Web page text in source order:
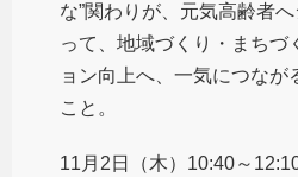
な”関わりが、元気高齢者
って、地域づくり・まちづ
ョン向上へ、一気につなが
こと。
11月2日（木）10:40～